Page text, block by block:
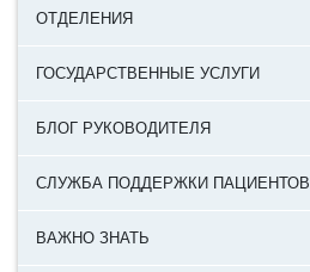
ОТДЕЛЕНИЯ
ГОСУДАРСТВЕННЫЕ УСЛУГИ
БЛОГ РУКОВОДИТЕЛЯ
СЛУЖБА ПОДДЕРЖКИ ПАЦИЕНТОВ
ВАЖНО ЗНАТЬ